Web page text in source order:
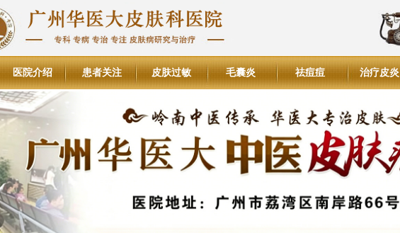
医院介绍 患者关注 皮肤过敏 毛囊炎 祛痘痘 治疗皮炎